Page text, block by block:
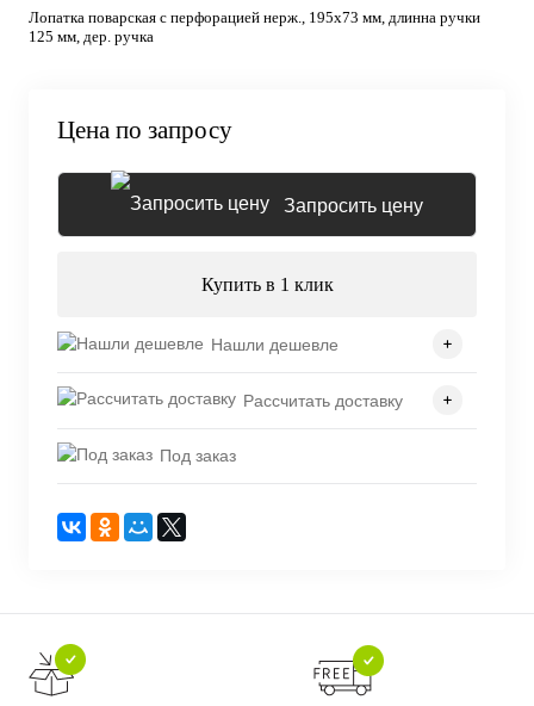
Лопатка поварская с перфорацией нерж., 195х73 мм, длинна ручки
125 мм, дер. ручка
Цена по запросу
Запросить цену
Купить в 1 клик
Нашли дешевле
Рассчитать доставку
Под заказ